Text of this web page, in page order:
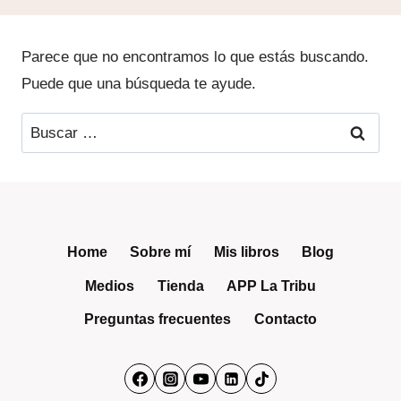
Parece que no encontramos lo que estás buscando.
Puede que una búsqueda te ayude.
Buscar:
Home Sobre mí Mis libros Blog
Medios Tienda APP La Tribu
Preguntas frecuentes Contacto